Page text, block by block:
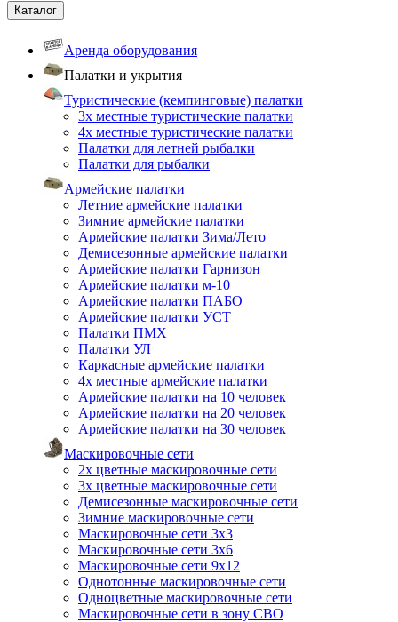
Каталог
Аренда оборудования
Палатки и укрытия
Туристические (кемпинговые) палатки
3х местные туристические палатки
4х местные туристические палатки
Палатки для летней рыбалки
Палатки для рыбалки
Армейские палатки
Летние армейские палатки
Зимние армейские палатки
Армейские палатки Зима/Лето
Демисезонные армейские палатки
Армейские палатки Гарнизон
Армейские палатки м-10
Армейские палатки ПАБО
Армейские палатки УСТ
Палатки ПМХ
Палатки УЛ
Каркасные армейские палатки
4х местные армейские палатки
Армейские палатки на 10 человек
Армейские палатки на 20 человек
Армейские палатки на 30 человек
Маскировочные сети
2х цветные маскировочные сети
3х цветные маскировочные сети
Демисезонные маскировочные сети
Зимние маскировочные сети
Маскировочные сети 3х3
Маскировочные сети 3х6
Маскировочные сети 9х12
Однотонные маскировочные сети
Одноцветные маскировочные сети
Маскировочные сети в зону СВО